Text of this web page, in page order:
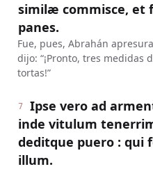
similæ commisce, et
panes.
Fue, pues, Abrahán
dijo: “¡Pronto, tres medidas
tortas!”
7
Ipse vero ad
inde vitulum
deditque puero : qui
illum.